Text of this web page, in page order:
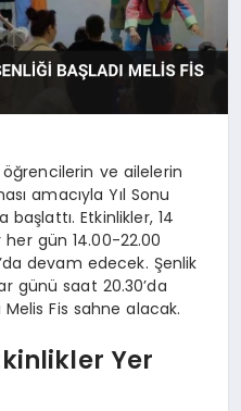
öğrencilerin ve ailelerin
amacıyla Yıl Sonu
başlattı. Etkinlikler, 14
gün 14.00-22.00
devam edecek. Şenlik
günü saat 20.30’da
Melis Fis sahne alacak.
Yer